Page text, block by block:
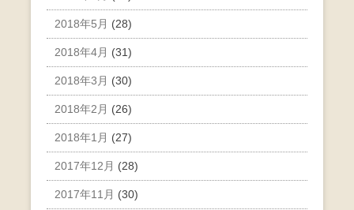
2018年5月 (28)
2018年4月 (31)
2018年3月 (30)
2018年2月 (26)
2018年1月 (27)
2017年12月 (28)
2017年11月 (30)